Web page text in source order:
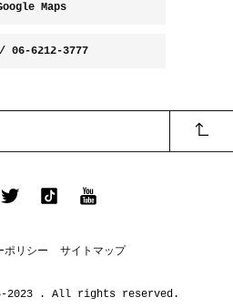
Maps
06-6212-3777
ポリシー サイトマップ
2023 . All rights reserved.